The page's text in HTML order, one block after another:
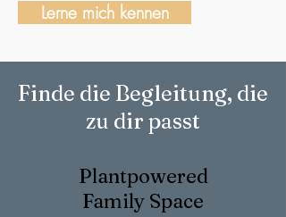
Lerne mich kennen
Finde die Begleitung, die
zu dir passt
Plantpowered
Family Space